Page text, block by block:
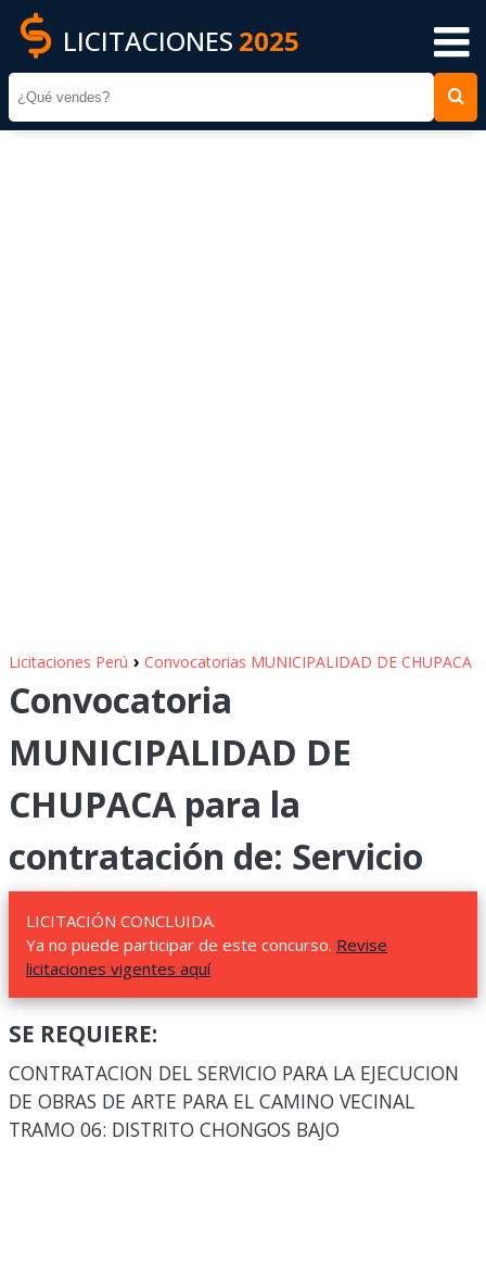
LICITACIONES 2025
Licitaciones Perú › Convocatorias MUNICIPALIDAD DE CHUPACA
Convocatoria
MUNICIPALIDAD DE
CHUPACA para la
contratación de: Servicio
LICITACIÓN CONCLUIDA.
Ya no puede participar de este concurso. Revise
licitaciones vigentes aquí
SE REQUIERE:
CONTRATACION DEL SERVICIO PARA LA EJECUCION
DE OBRAS DE ARTE PARA EL CAMINO VECINAL
TRAMO 06: DISTRITO CHONGOS BAJO